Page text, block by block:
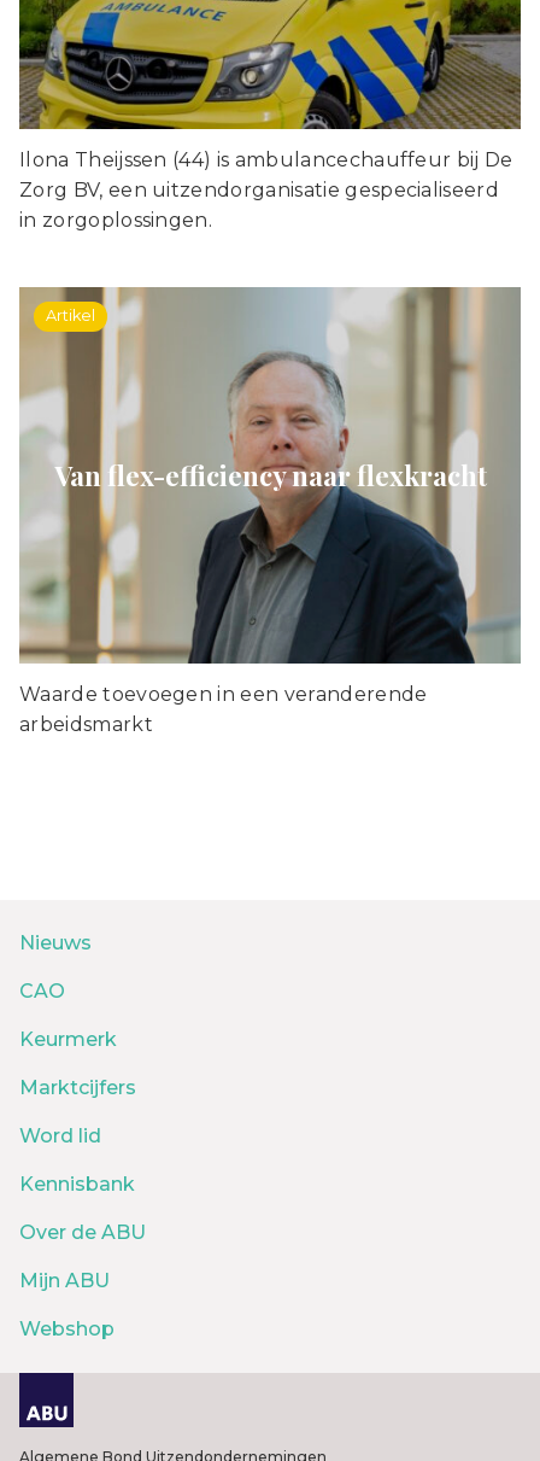
Ilona Theijssen (44) is ambulancechauffeur bij De
Zorg BV, een uitzendorganisatie gespecialiseerd
in zorgoplossingen.
Artikel
Van flex-efficiency naar flexkracht
Waarde toevoegen in een veranderende
arbeidsmarkt
Nieuws
CAO
Keurmerk
Marktcijfers
Word lid
Kennisbank
Over de ABU
Mijn ABU
Webshop
Algemene Bond Uitzendondernemingen